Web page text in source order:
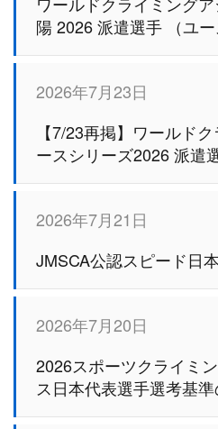
陽 2026 派遣選手 （ユー
2026年7月23日
【7/23再掲】ワールド
ースシリーズ2026 派遣
2026年7月21日
JMSCA公認スピード日
2026年7月20日
2026スポーツクライミ
ス日本代表選手選考基